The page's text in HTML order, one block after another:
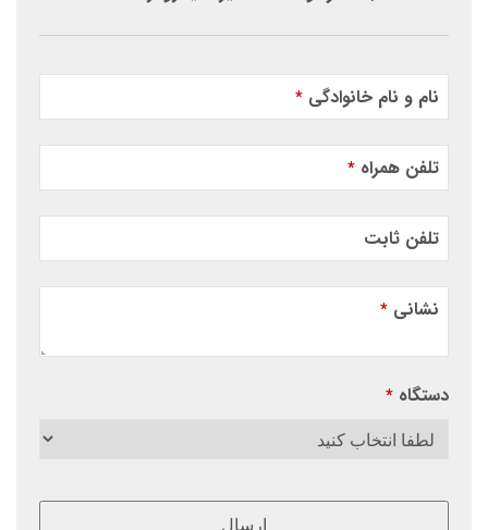
نام و نام خانوادگی *
تلفن همراه *
تلفن ثابت
نشانی *
دستگاه *
ارسال